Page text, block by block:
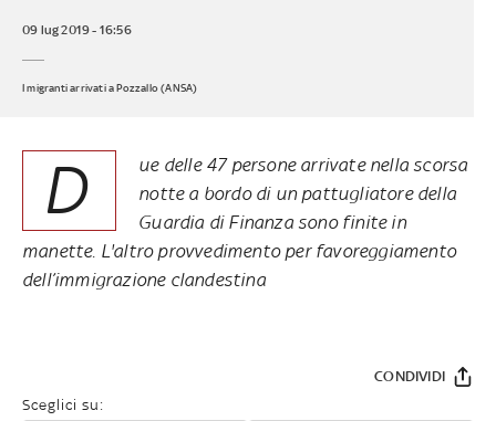
09 lug 2019 - 16:56
I migranti arrivati a Pozzallo (ANSA)
D
ue delle 47 persone arrivate nella scorsa
notte a bordo di un pattugliatore della
Guardia di Finanza sono finite in
manette. L'altro provvedimento per favoreggiamento
dell’immigrazione clandestina
Sceglici su:
CONDIVIDI